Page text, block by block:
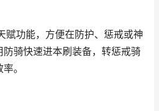
赋功能，方便在防护、惩戒或神
骑快速进本刷装备，转惩戒骑
。